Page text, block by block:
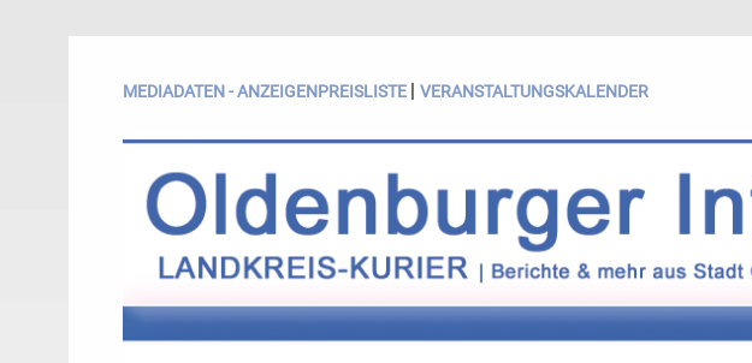
MEDIADATEN - ANZEIGENPREISLISTE | VERANSTALTUNGSKALENDER